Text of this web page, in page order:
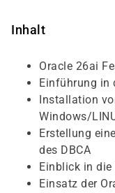
Inhalt
Oracle 26ai
Einführung in
Installation
Windows/
Erstellung
des DBCA
Einblick in die
Einsatz der